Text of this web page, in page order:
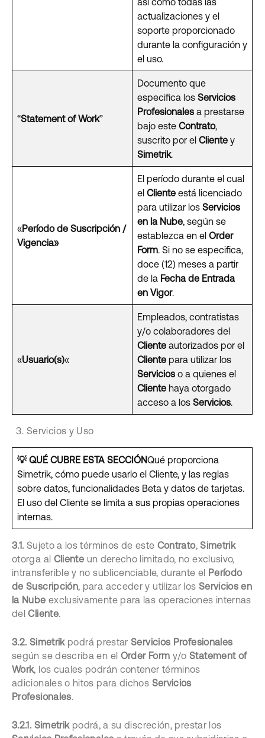
actualizaciones y el
soporte proporcionado
durante la configuración y
el uso.
“Statement of Work”
Documento que
especifica los Servicios
Profesionales a prestarse
bajo este Contrato,
suscrito por el Cliente y
Simetrik.
«Período de Suscripción /
Vigencia»
El período durante el cual
el Cliente está licenciado
para utilizar los Servicios
en la Nube, según se
establezca en el Order
Form. Si no se especifica,
doce (12) meses a partir
de la Fecha de Entrada
en Vigor.
«Usuario(s)«
Empleados, contratistas
y/o colaboradores del
Cliente autorizados por el
Cliente para utilizar los
Servicios o a quienes el
Cliente haya otorgado
acceso a los Servicios.
Servicios y Uso
💡QUÉ CUBRE ESTA SECCIÓNQué proporciona
Simetrik, cómo puede usarlo el Cliente, y las reglas
sobre datos, funcionalidades Beta y datos de tarjetas.
El uso del Cliente se limita a sus propias operaciones
internas.
3.1. Sujeto a los términos de este Contrato,Simetrik
otorga al Cliente un derecho limitado, no exclusivo,
intransferible y no sublicenciable, durante el Período
de Suscripción, para acceder y utilizar los Servicios en
la Nube exclusivamente para las operaciones internas
delCliente.
3.2. Simetrikpodrá prestarServicios Profesionales
según se describa en el Order Form y/oStatement of
Work, los cuales podrán contener términos
adicionales o hitos para dichos Servicios
Profesionales.
3.2.1. Simetrikpodrá, a su discreción, prestar los